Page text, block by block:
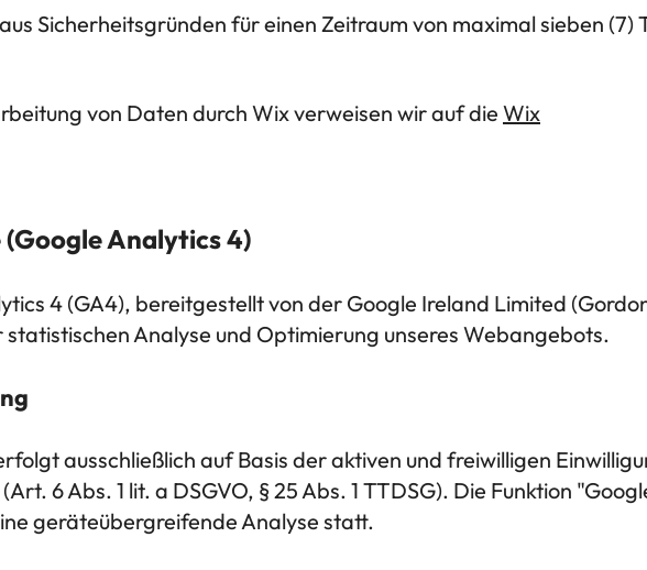
Sicherheitsgründen für einen Zeitraum von maximal sieben (7)
von Daten durch Wix verweisen wir auf die Wix
Analytics 4)
4 (GA4), bereitgestellt von der Google Ireland Limited
Analyse und Optimierung unseres Webangebots.
ausschließlich auf Basis der aktiven und freiwilligen
6 Abs. 1 lit. a DSGVO, § 25 Abs. 1 TTDSG). Die Funktion
geräteübergreifende Analyse statt.